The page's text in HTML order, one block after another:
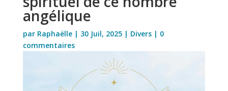
angélique
par Raphaëlle| 30 Juil, 2025| Divers| 0
commentaires